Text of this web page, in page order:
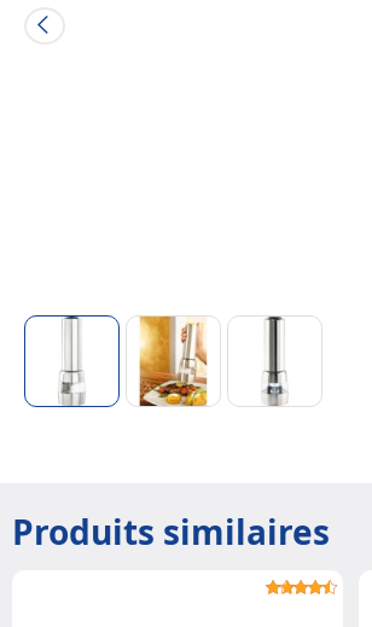
Produits similaires